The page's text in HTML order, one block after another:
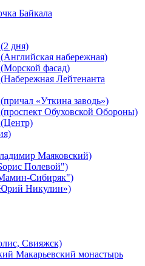
Байкала
дня)
набережная)
фасад)
Лейтенанта
«Уткина заводь»)
Обуховской Обороны)
Маяковский)
Полевой")
Сибиряк")
Никулин»)
Свияжск)
Макарьевский монастырь